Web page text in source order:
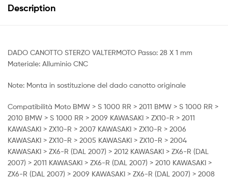
Description
DADO CANOTTO STERZO VALTERMOTO Passo: 28 X 1 mm
Materiale: Alluminio CNC
Note: Monta in sostituzione del dado canotto originale
Compatibilità Moto BMW > S 1000 RR > 2011 BMW > S 1000 RR >
2010 BMW > S 1000 RR > 2009 KAWASAKI > ZX10-R > 2011
KAWASAKI > ZX10-R > 2007 KAWASAKI > ZX10-R > 2006
KAWASAKI > ZX10-R > 2005 KAWASAKI > ZX10-R > 2004
KAWASAKI > ZX6-R (DAL 2007) > 2012 KAWASAKI > ZX6-R (DAL
2007) > 2011 KAWASAKI > ZX6-R (DAL 2007) > 2010 KAWASAKI >
ZX6-R (DAL 2007) > 2009 KAWASAKI > ZX6-R (DAL 2007) > 2008